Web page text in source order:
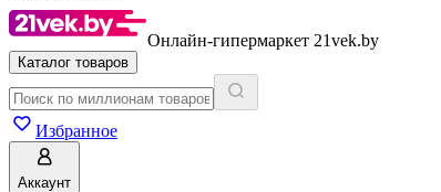
Онлайн-гипермаркет 21vek.by
Каталог товаров
Избранное
Аккаунт